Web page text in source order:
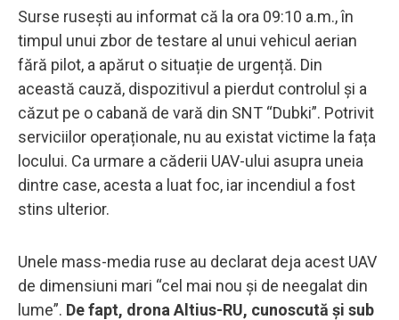
Surse rusești au informat că la ora 09:10 a.m., în
timpul unui zbor de testare al unui vehicul aerian
fără pilot, a apărut o situație de urgență. Din
această cauză, dispozitivul a pierdut controlul și a
căzut pe o cabană de vară din SNT “Dubki”. Potrivit
serviciilor operaționale, nu au existat victime la fața
locului. Ca urmare a căderii UAV-ului asupra uneia
dintre case, acesta a luat foc, iar incendiul a fost
stins ulterior.
Unele mass-media ruse au declarat deja acest UAV
de dimensiuni mari “cel mai nou și de neegalat din
lume”. De fapt, drona Altius-RU, cunoscută și sub